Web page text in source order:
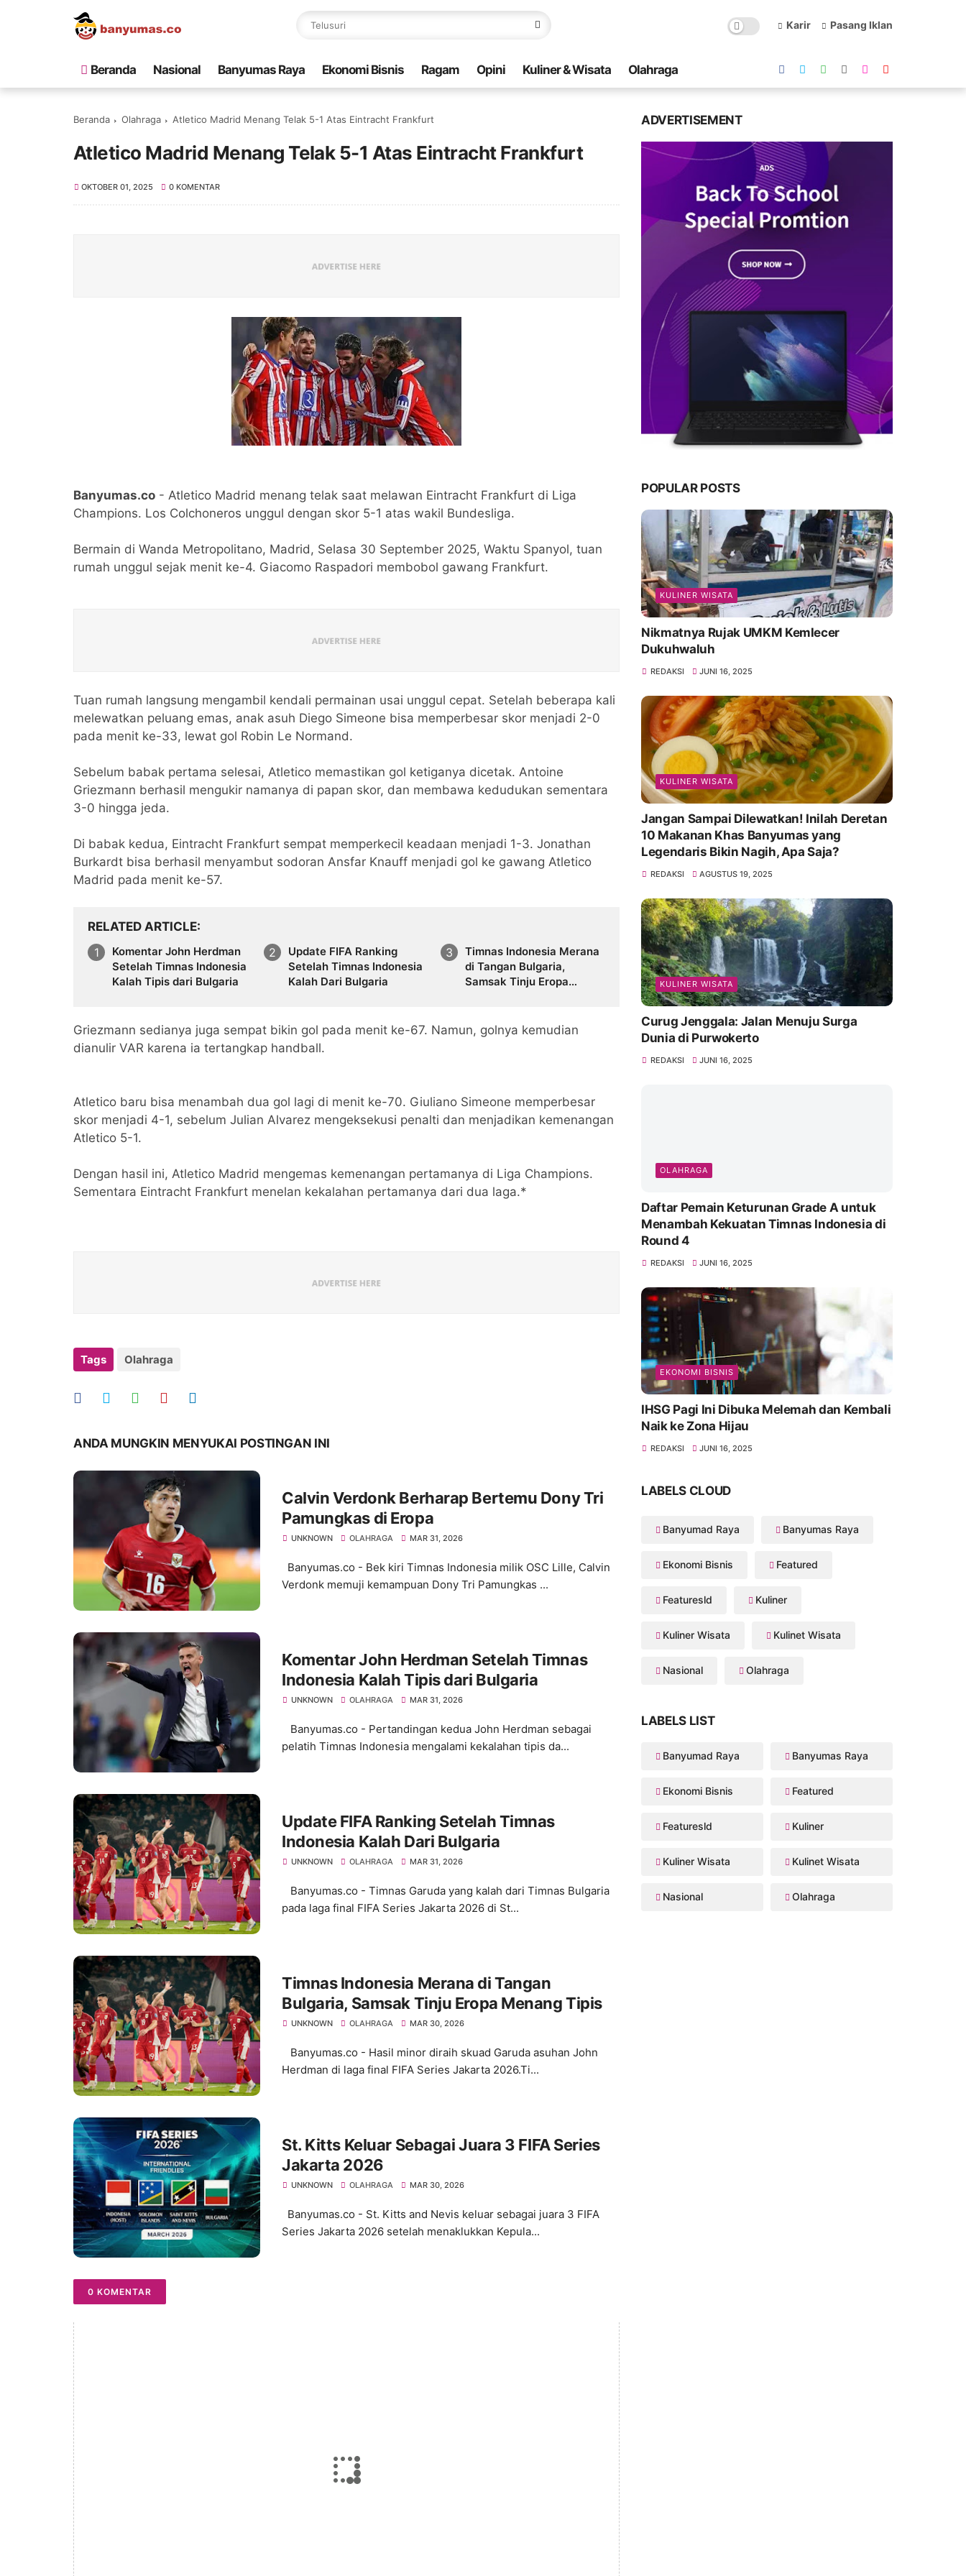
Karir Pasang Iklan
Beranda Nasional Banyumas Raya Ekonomi Bisnis Ragam Opini Kuliner & Wisata Olahraga
Beranda Olahraga Atletico Madrid Menang Telak 5-1 Atas Eintracht Frankfurt
Atletico Madrid Menang Telak 5-1 Atas Eintracht Frankfurt
OKTOBER 01, 2025 0 KOMENTAR
Banyumas.co - Atletico Madrid menang telak saat melawan Eintracht Frankfurt di Liga
Champions. Los Colchoneros unggul dengan skor 5-1 atas wakil Bundesliga.
Bermain di Wanda Metropolitano, Madrid, Selasa 30 September 2025, Waktu Spanyol, tuan
rumah unggul sejak menit ke-4. Giacomo Raspadori membobol gawang Frankfurt.
Tuan rumah langsung mengambil kendali permainan usai unggul cepat. Setelah beberapa kali
melewatkan peluang emas, anak asuh Diego Simeone bisa memperbesar skor menjadi 2-0
pada menit ke-33, lewat gol Robin Le Normand.
Sebelum babak pertama selesai, Atletico memastikan gol ketiganya dicetak. Antoine
Griezmann berhasil mengukir namanya di papan skor, dan membawa kedudukan sementara
3-0 hingga jeda.
Di babak kedua, Eintracht Frankfurt sempat memperkecil keadaan menjadi 1-3. Jonathan
Burkardt bisa berhasil menyambut sodoran Ansfar Knauff menjadi gol ke gawang Atletico
Madrid pada menit ke-57.
RELATED ARTICLE
Komentar John Herdman
Setelah Timnas Indonesia
Kalah Tipis dari Bulgaria
Update FIFA Ranking
Setelah Timnas Indonesia
Kalah Dari Bulgaria
Timnas Indonesia Merana
di Tangan Bulgaria,
Samsak Tinju Eropa
Griezmann sedianya juga sempat bikin gol pada menit ke-67. Namun, golnya kemudian
dianulir VAR karena ia tertangkap handball.
Atletico baru bisa menambah dua gol lagi di menit ke-70. Giuliano Simeone memperbesar
skor menjadi 4-1, sebelum Julian Alvarez mengeksekusi penalti dan menjadikan kemenangan
Atletico 5-1.
Dengan hasil ini, Atletico Madrid mengemas kemenangan pertamanya di Liga Champions.
Sementara Eintracht Frankfurt menelan kekalahan pertamanya dari dua laga.*
Tags Olahraga
ANDA MUNGKIN MENYUKAI POSTINGAN INI
Calvin Verdonk Berharap Bertemu Dony Tri
Pamungkas di Eropa
UNKNOWN OLAHRAGA MAR 31, 2026
Banyumas.co - Bek kiri Timnas Indonesia milik OSC Lille, Calvin
Verdonk memuji kemampuan Dony Tri Pamungkas ...
Komentar John Herdman Setelah Timnas
Indonesia Kalah Tipis dari Bulgaria
UNKNOWN OLAHRAGA MAR 31, 2026
Banyumas.co - Pertandingan kedua John Herdman sebagai
pelatih Timnas Indonesia mengalami kekalahan tipis da...
Update FIFA Ranking Setelah Timnas
Indonesia Kalah Dari Bulgaria
UNKNOWN OLAHRAGA MAR 31, 2026
Banyumas.co - Timnas Garuda yang kalah dari Timnas Bulgaria
pada laga final FIFA Series Jakarta 2026 di St...
Timnas Indonesia Merana di Tangan
Bulgaria, Samsak Tinju Eropa Menang Tipis
UNKNOWN OLAHRAGA MAR 30, 2026
Banyumas.co - Hasil minor diraih skuad Garuda asuhan John
Herdman di laga final FIFA Series Jakarta 2026.Ti...
St. Kitts Keluar Sebagai Juara 3 FIFA Series
Jakarta 2026
UNKNOWN OLAHRAGA MAR 30, 2026
Banyumas.co - St. Kitts and Nevis keluar sebagai juara 3 FIFA
Series Jakarta 2026 setelah menaklukkan Kepula...
0 KOMENTAR
ADVERTISEMENT
POPULAR POSTS
KULINER WISATA
Nikmatnya Rujak UMKM Kemlecer
Dukuhwaluh
REDAKSI JUNI 16, 2025
KULINER WISATA
Jangan Sampai Dilewatkan! Inilah Deretan
10 Makanan Khas Banyumas yang
Legendaris Bikin Nagih, Apa Saja?
REDAKSI AGUSTUS 19, 2025
KULINER WISATA
Curug Jenggala: Jalan Menuju Surga
Dunia di Purwokerto
REDAKSI JUNI 16, 2025
OLAHRAGA
Daftar Pemain Keturunan Grade A untuk
Menambah Kekuatan Timnas Indonesia di
Round 4
REDAKSI JUNI 16, 2025
EKONOMI BISNIS
IHSG Pagi Ini Dibuka Melemah dan Kembali
Naik ke Zona Hijau
REDAKSI JUNI 16, 2025
LABELS CLOUD
Banyumad Raya Banyumas Raya
Ekonomi Bisnis Featured
Featuresld Kuliner
Kuliner Wisata Kulinet Wisata
Nasional Olahraga
LABELS LIST
Banyumad Raya Banyumas Raya
Ekonomi Bisnis Featured
Featuresld Kuliner
Kuliner Wisata Kulinet Wisata
Nasional Olahraga